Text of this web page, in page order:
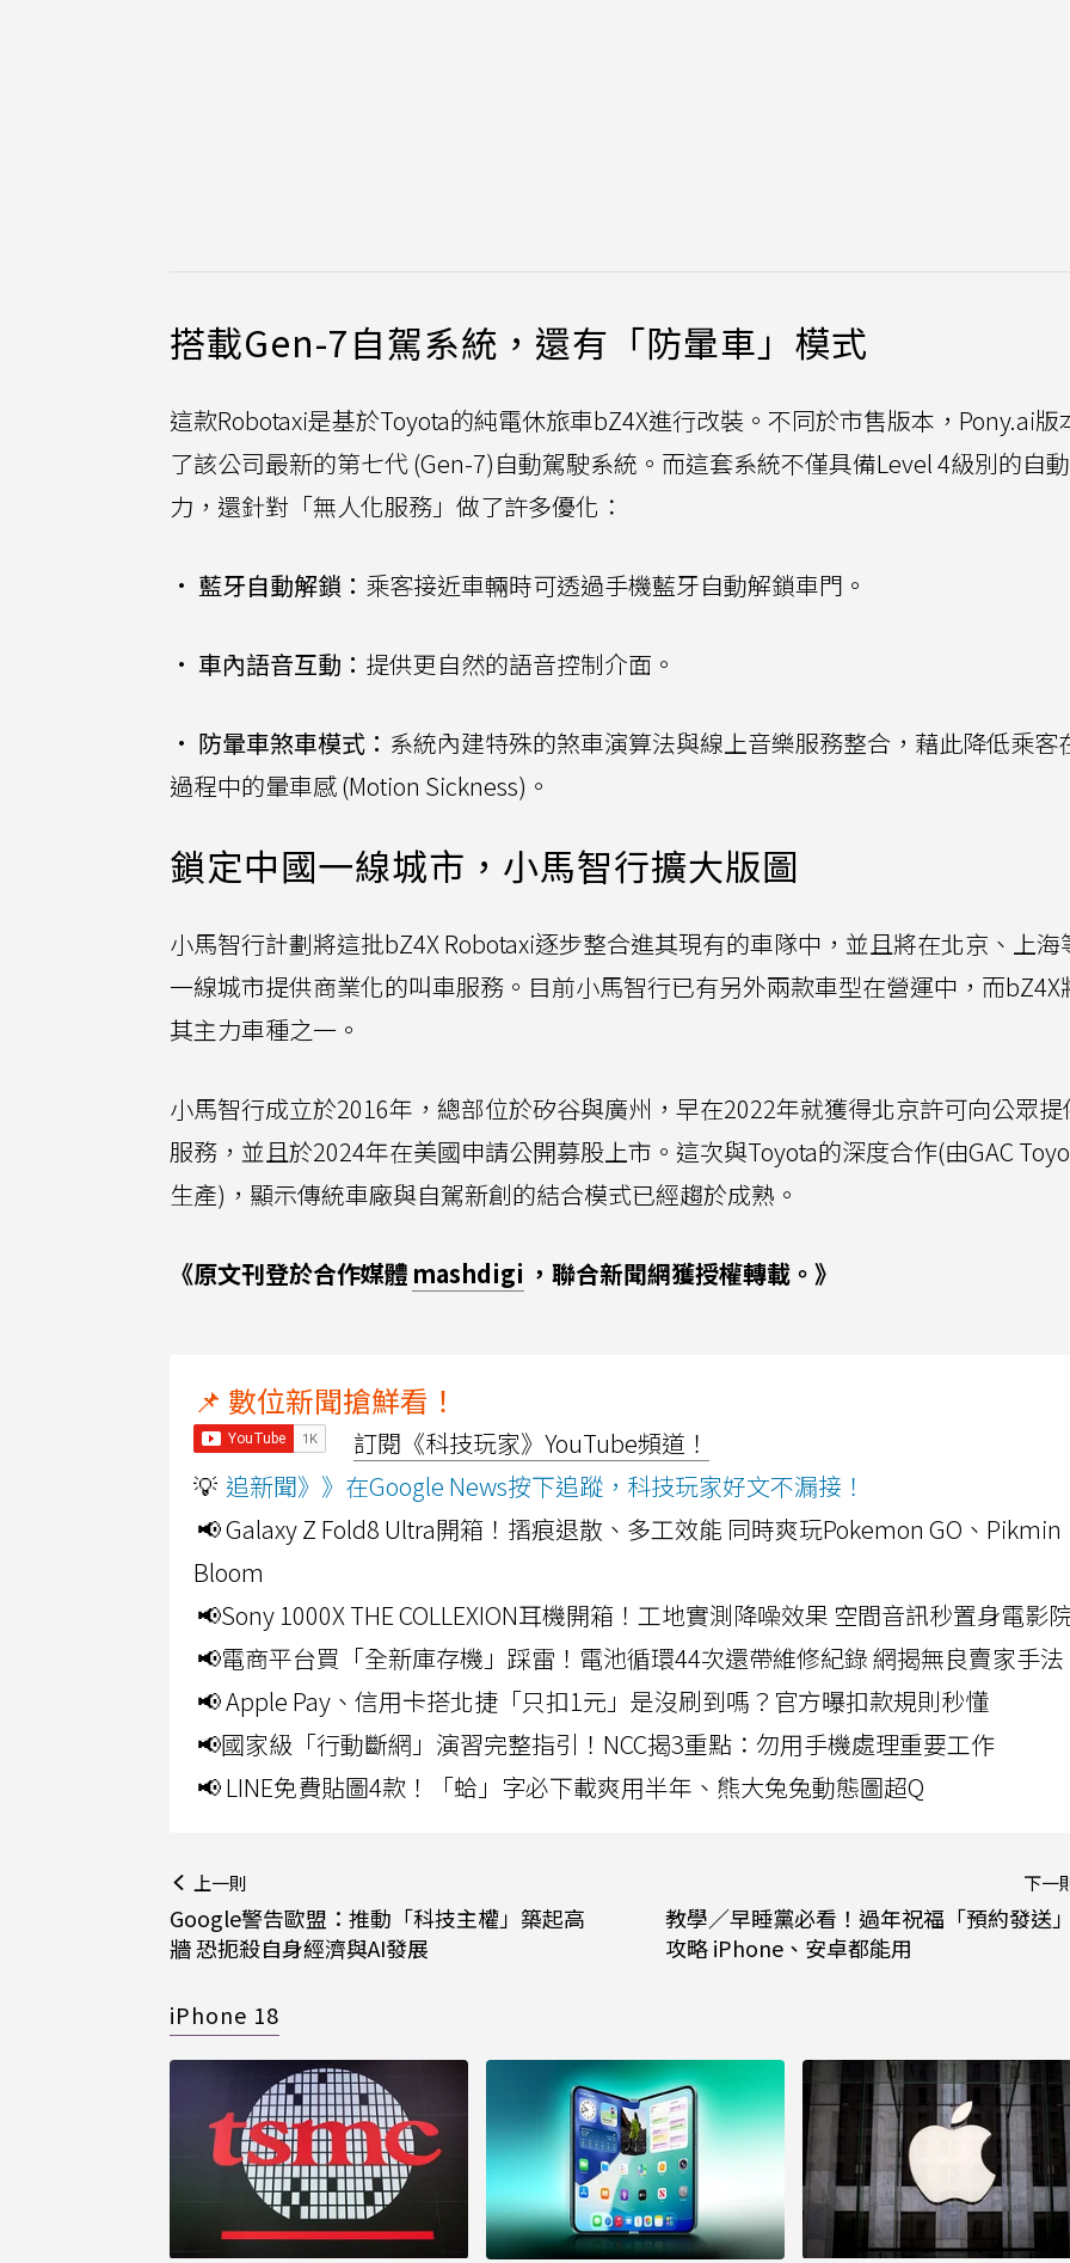
搭載Gen-7自駕系統，還有「防暈車」模式
這款Robotaxi是基於Toyota的純電休旅車bZ4X進行改裝。不同於市售版本，Pony.ai版
了該公司最新的第七代 (Gen-7)自動駕駛系統。而這套系統不僅具備Level 4級別的自
力，還針對「無人化服務」做了許多優化：
• 藍牙自動解鎖： 乘客接近車輛時可透過手機藍牙自動解鎖車門。
• 車內語音互動： 提供更自然的語音控制介面。
• 防暈車煞車模式： 系統內建特殊的煞車演算法與線上音樂服務整合，藉此降低乘客
過程中的暈車感 (Motion Sickness)。
鎖定中國一線城市，小馬智行擴大版圖
小馬智行計劃將這批bZ4X Robotaxi逐步整合進其現有的車隊中，並且將在北京、上海
一線城市提供商業化的叫車服務。目前小馬智行已有另外兩款車型在營運中，而bZ4X
其主力車種之一。
小馬智行成立於2016年，總部位於矽谷與廣州，早在2022年就獲得北京許可向公眾
服務，並且於2024年在美國申請公開募股上市。這次與Toyota的深度合作(由GAC
生產)，顯示傳統車廠與自駕新創的結合模式已經趨於成熟。
《原文刊登於合作媒體 mashdigi ，聯合新聞網獲授權轉載。》
📌 數位新聞搶鮮看！
訂閱《科技玩家》YouTube頻道！
💡 追新聞》》在Google News按下追蹤，科技玩家好文不漏接！
📢 Galaxy Z Fold8 Ultra開箱！摺痕退散、多工效能 同時爽玩Pokemon GO、Pikmin
Bloom
📢Sony 1000X THE COLLEXION耳機開箱！工地實測降噪效果 空間音訊秒置身電影
📢電商平台買「全新庫存機」踩雷！電池循環44次還帶維修紀錄 網揭無良賣家手法
📢 Apple Pay、信用卡搭北捷「只扣1元」是沒刷到嗎？官方曝扣款規則秒懂
📢國家級「行動斷網」演習完整指引！NCC揭3重點：勿用手機處理重要工作
📢 LINE免費貼圖4款！「蛤」字必下載爽用半年、熊大兔兔動態圖超Q
上一則
Google警告歐盟：推動「科技主權」築起高
牆 恐扼殺自身經濟與AI發展
下一
教學／早睡黨必看！過年祝福「預約發送
攻略 iPhone、安卓都能用
iPhone 18